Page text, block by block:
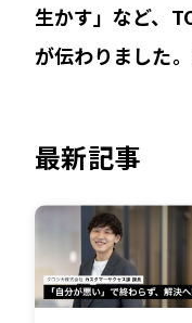
生かす」など、
が伝わりました
最新記事